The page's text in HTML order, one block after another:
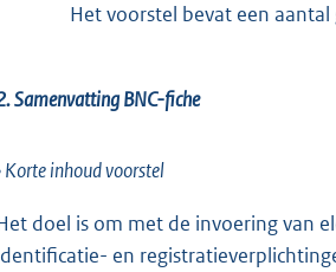
Het voorstel bevat een
Samenvatting BNC-fiche
Korte inhoud voorstel
doel is om met de invoering van
en